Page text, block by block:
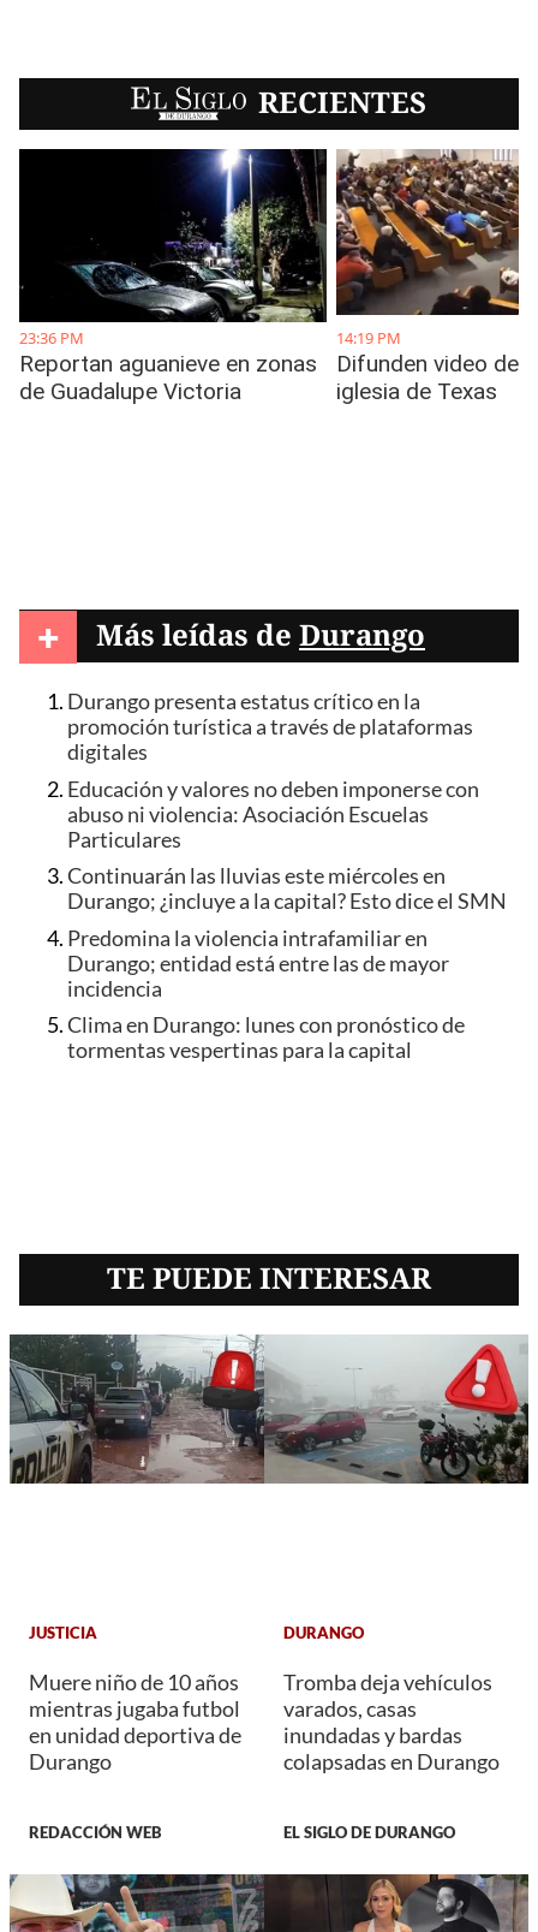
EL SIGLO RECIENTES
+ Más leídas de Durango
Durango presenta estatus crítico en la
promoción turística a través de plataformas
digitales
Educación y valores no deben imponerse con
abuso ni violencia: Asociación Escuelas
Particulares
Continuarán las lluvias este miércoles en
Durango; ¿incluye a la capital? Esto dice el SMN
Predomina la violencia intrafamiliar en
Durango; entidad está entre las de mayor
incidencia
Clima en Durango: lunes con pronóstico de
tormentas vespertinas para la capital
TE PUEDE INTERESAR
JUSTICIA
Muere niño de 10 años
mientras jugaba futbol
en unidad deportiva de
Durango
REDACCIÓN WEB
DURANGO
Tromba deja vehículos
varados, casas
inundadas y bardas
colapsadas en Durango
EL SIGLO DE DURANGO